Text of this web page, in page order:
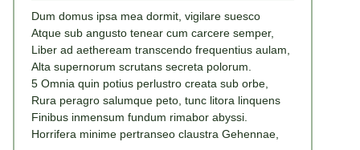
Dum domus ipsa mea dormit, vigilare suesco
Atque sub angusto tenear cum carcere semper,
Liber ad aetheream transcendo frequentius aulam,
Alta supernorum scrutans secreta polorum.
5 Omnia quin potius perlustro creata sub orbe,
Rura peragro salumque peto, tunc litora linquens
Finibus inmensum fundum rimabor abyssi.
Horrifera minime pertranseo claustra Gehennae,